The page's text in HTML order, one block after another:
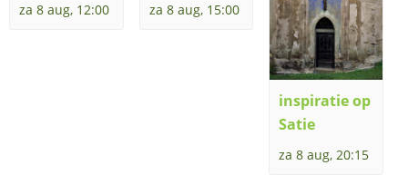
za 8 aug, 12:00 za 8 aug, 15:00
inspiratie op
Satie
za 8 aug, 20:15